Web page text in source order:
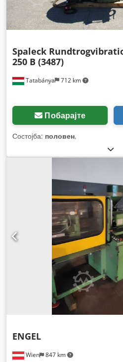
Tatabánya 712 km
Spaleck
250 B (3487)
Побарајте
Состојба: половен,
Wien 847 km
ENGEL